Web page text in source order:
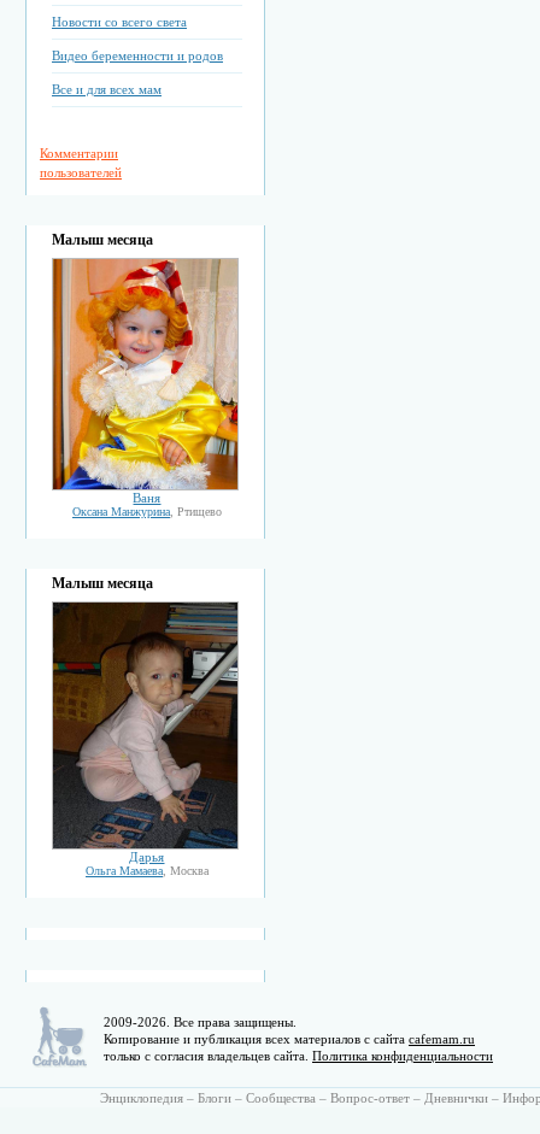
Новости со всего света
Видео беременности и родов
Все и для всех мам
Комментарии
пользователей
Малыш месяца
Ваня
Оксана Манжурина, Ртищево
Малыш месяца
Дарья
Ольга Мамаева, Москва
2009-2026. Все права защищены.
Копирование и публикация всех материалов с сайта cafemam.ru
только с согласия владельцев сайта. Политика конфиденциальности
Энциклопедия – Блоги – Сообщества – Вопрос-ответ – Дневнички –